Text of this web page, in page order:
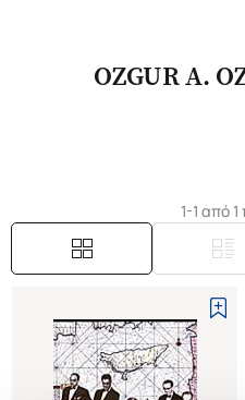
OZGUR A.
1-1 από